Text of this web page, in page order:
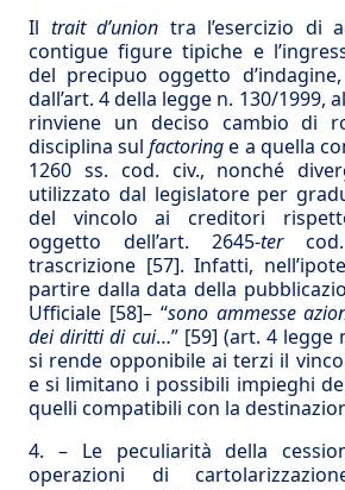
Il trait d’union tra l’esercizio di
contigue figure tipiche e
del precipuo oggetto
dall’art. 4 della legge n. 130/1999,
rinviene un deciso cambio di
disciplina sulfactoringe a quella
1260 ss. cod. civ., nonché
utilizzato dal legislatore per
del vincolo ai creditori
oggetto dell’art. 2645-tercod.
trascrizione [57]. Infatti,
partire dalla data della
Ufficiale [58]– “sono ammesse
dei diritti di cui…” [59] (art. 4 legge
si rende opponibile ai terzi il
e si limitano i possibili impieghi
quelli compatibili con la
4. – Le peculiarità della
operazioni di